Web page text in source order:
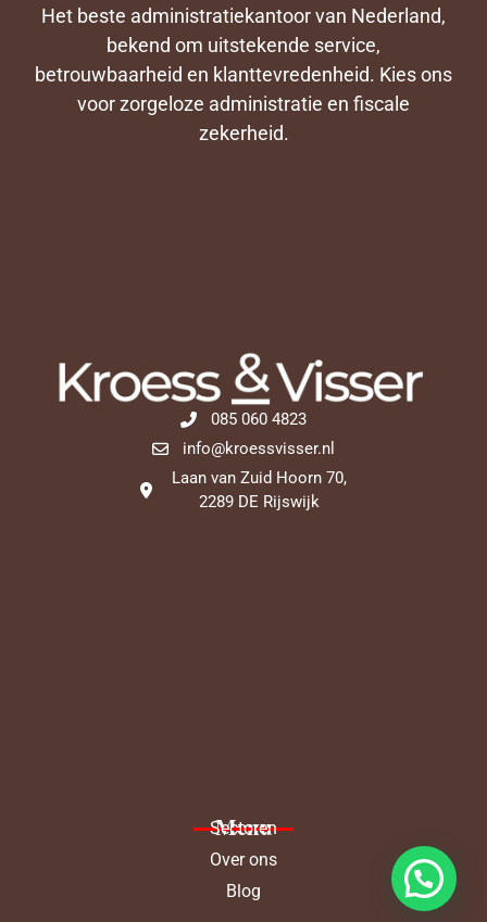
Het beste administratiekantoor van Nederland,
bekend om uitstekende service,
betrouwbaarheid en klanttevredenheid. Kies ons
voor zorgeloze administratie en fiscale
zekerheid.
085 060 4823
info@kroessvisser.nl
Laan van Zuid Hoorn 70,
2289 DE Rijswijk
Menu
Sectoren
Over ons
Blog